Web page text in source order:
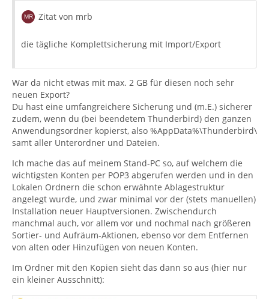
Zitat von mrb
die tägliche Komplettsicherung mit Import/Export
War da nicht etwas mit max. 2 GB für diesen noch sehr
neuen Export?
Du hast eine umfangreichere Sicherung und (m.E.) sicherer
zudem, wenn du (bei beendetem Thunderbird) den ganzen
Anwendungsordner kopierst, also %AppData%\Thunderbird\
samt aller Unterordner und Dateien.
Ich mache das auf meinem Stand-PC so, auf welchem die
wichtigsten Konten per POP3 abgerufen werden und in den
Lokalen Ordnern die schon erwähnte Ablagestruktur
angelegt wurde, und zwar minimal vor der (stets manuellen)
Installation neuer Hauptversionen. Zwischendurch
manchmal auch, vor allem vor und nochmal nach größeren
Sortier- und Aufräum-Aktionen, ebenso vor dem Entfernen
von alten oder Hinzufügen von neuen Konten.
Im Ordner mit den Kopien sieht das dann so aus (hier nur
ein kleiner Ausschnitt):